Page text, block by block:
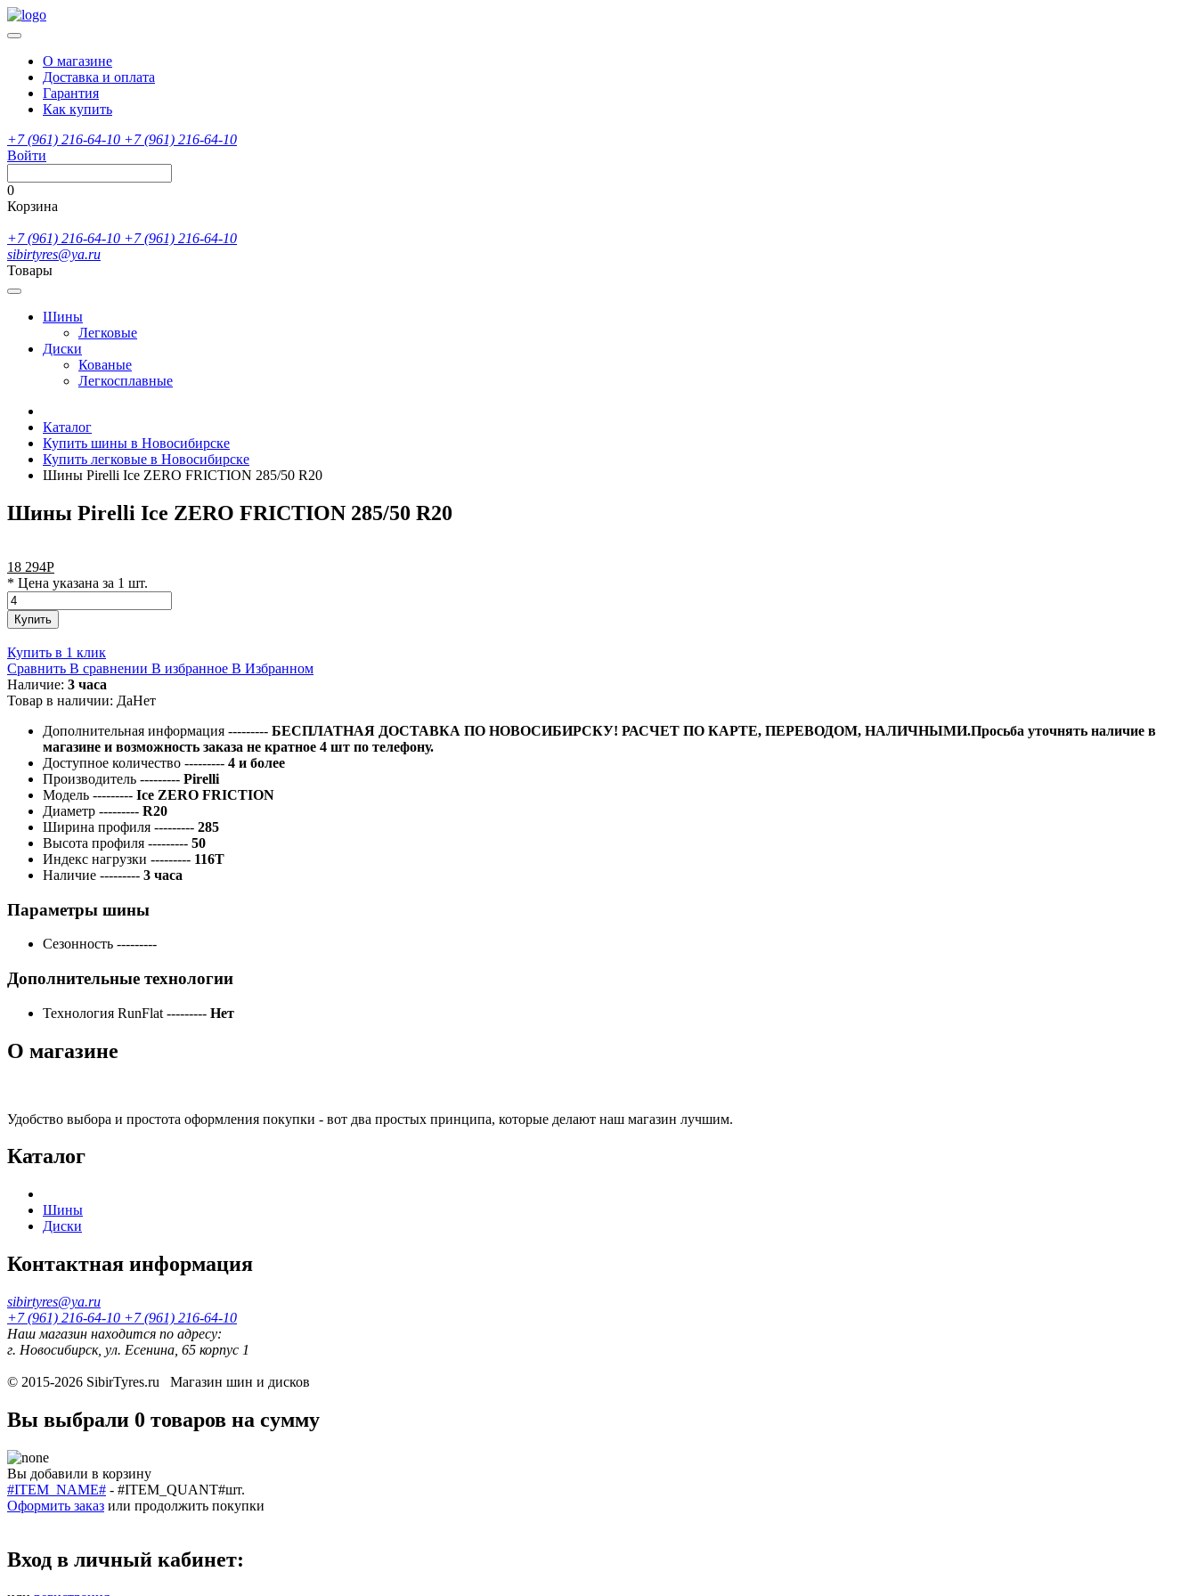
О магазине
Доставка и оплата
Гарантия
Как купить
+7 (961) 216-64-10 +7 (961) 216-64-10
Войти
0
Корзина
+7 (961) 216-64-10 +7 (961) 216-64-10
sibirtyres@ya.ru
Товары
Шины
Легковые
Диски
Кованые
Легкосплавные
Каталог
Купить шины в Новосибирске
Купить легковые в Новосибирске
Шины Pirelli Ice ZERO FRICTION 285/50 R20
Шины Pirelli Ice ZERO FRICTION 285/50 R20
18 294Р
* Цена указана за 1 шт.
Купить
Купить в 1 клик
Сравнить В сравнении В избранное В Избранном
Наличие: 3 часа
Товар в наличии: ДаНет
Дополнительная информация --------- БЕСПЛАТНАЯ ДОСТАВКА ПО НОВОСИБИРСКУ! РАСЧЕТ ПО КАРТЕ, ПЕРЕВОДОМ, НАЛИЧНЫМИ.Просьба уточнять наличие в
магазине и возможность заказа не кратное 4 шт по телефону.
Доступное количество --------- 4 и более
Производитель --------- Pirelli
Модель --------- Ice ZERO FRICTION
Диаметр --------- R20
Ширина профиля --------- 285
Высота профиля --------- 50
Индекс нагрузки --------- 116T
Наличие --------- 3 часа
Параметры шины
Сезонность ---------
Дополнительные технологии
Технология RunFlat --------- Нет
О магазине
Удобство выбора и простота оформления покупки - вот два простых принципа, которые делают наш магазин лучшим.
Каталог
Шины
Диски
Контактная информация
sibirtyres@ya.ru
+7 (961) 216-64-10 +7 (961) 216-64-10
Наш магазин находится по адресу:
г. Новосибирск, ул. Есенина, 65 корпус 1
© 2015-2026 SibirTyres.ru Магазин шин и дисков
Вы выбрали 0 товаров на сумму
Вы добавили в корзину
#ITEM_NAME# - #ITEM_QUANT#шт.
Оформить заказ или продолжить покупки
Вход в личный кабинет: